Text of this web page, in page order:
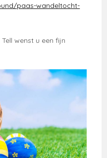
paas-wandeltocht-
wenst u een fijn